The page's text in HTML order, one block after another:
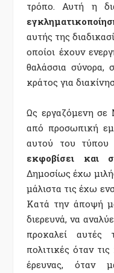
τρόπο. Αυτή η
αυτής της
οποίοι έχουν
θαλάσσια σύνορα,
κράτος για
Ως εργαζόμενη
από προσωπική
αυτού του τύπου
εκφοβίσει και
Δημοσίως έχω
μάλιστα τις έχω
Κατά την άποψή
διερευνά, να
προκαλεί αυτές
πολιτικές όταν
έρευνας, όταν